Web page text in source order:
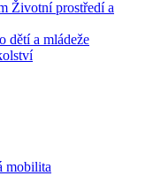
Životní prostředí a
dětí a mládeže
mobilita